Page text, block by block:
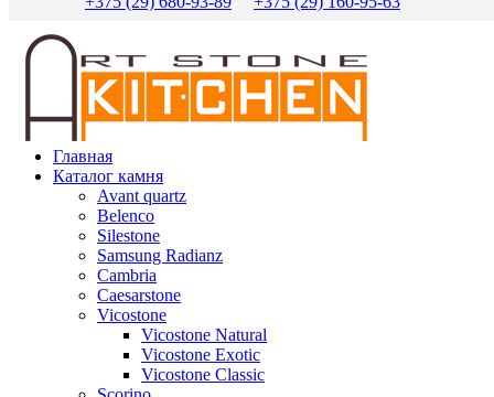
Главная
Каталог камня
Avant quartz
Belenco
Silestone
Samsung Radianz
Сambria
Сaesarstone
Vicostone
Vicostone Natural
Vicostone Exotic
Vicostone Classic